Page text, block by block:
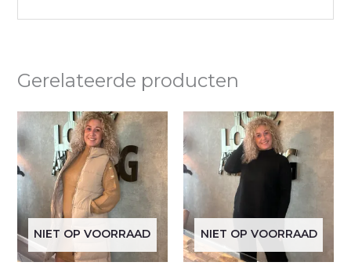
Gerelateerde producten
NIET OP VOORRAAD NIET OP VOORRAAD